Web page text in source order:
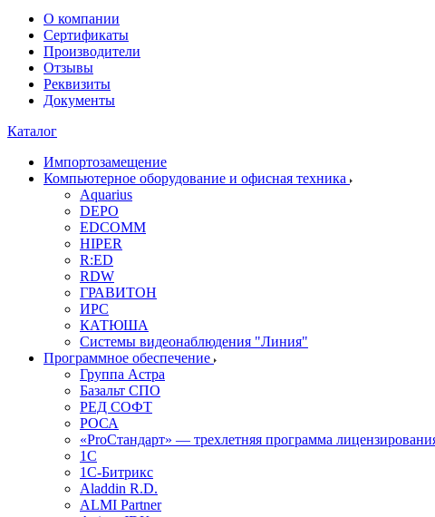
О компании
Сертификаты
Производители
Отзывы
Реквизиты
Документы
Каталог
Импортозамещение
Компьютерное оборудование и офисная техника
Aquarius
DEPO
EDCOMM
HIPER
R:ED
RDW
ГРАВИТОН
ИРС
КАТЮША
Системы видеонаблюдения "Линия"
Программное обеспечение
Группа Астра
Базальт СПО
РЕД СОФТ
РОСА
«ProСтандарт» — трехлетняя программа
1С
1С-Битрикc
Aladdin R.D.
ALMI Partner